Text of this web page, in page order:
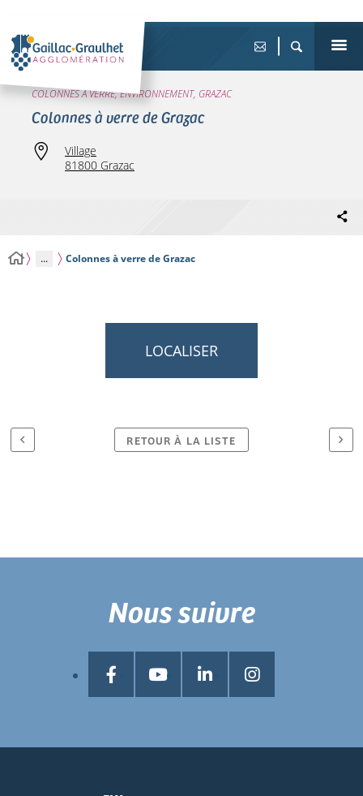
COLONNES À VERRE, ENVIRONNEMENT, GRAZAC
Colonnes à verre de Grazac
Village
81800 Grazac
... Colonnes à verre de Grazac
LOCALISER
RETOUR À LA LISTE
Nous suivre